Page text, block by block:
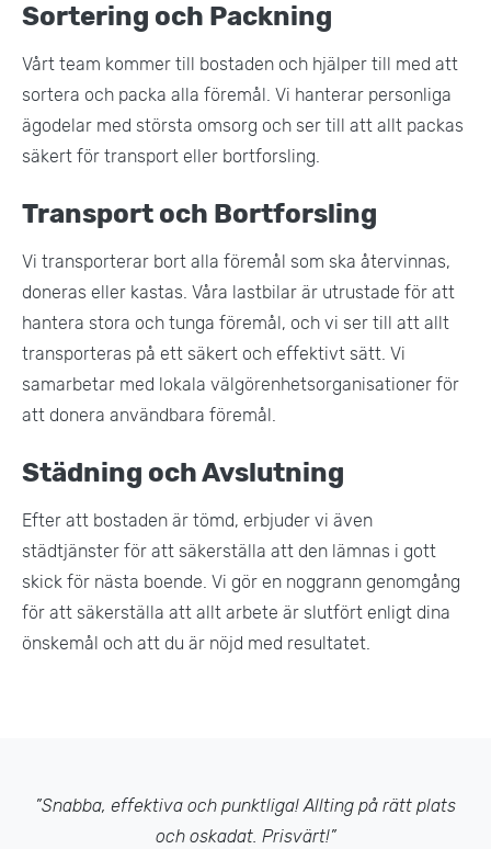
Sortering och Packning
Vårt team kommer till bostaden och hjälper till med att
sortera och packa alla föremål. Vi hanterar personliga
ägodelar med största omsorg och ser till att allt packas
säkert för transport eller bortforsling.
Transport och Bortforsling
Vi transporterar bort alla föremål som ska återvinnas,
doneras eller kastas. Våra lastbilar är utrustade för att
hantera stora och tunga föremål, och vi ser till att allt
transporteras på ett säkert och effektivt sätt. Vi
samarbetar med lokala välgörenhetsorganisationer för
att donera användbara föremål.
Städning och Avslutning
Efter att bostaden är tömd, erbjuder vi även
städtjänster för att säkerställa att den lämnas i gott
skick för nästa boende. Vi gör en noggrann genomgång
för att säkerställa att allt arbete är slutfört enligt dina
önskemål och att du är nöjd med resultatet​.
”Snabba, effektiva och punktliga! Allting på rätt plats
och oskadat. Prisvärt!”